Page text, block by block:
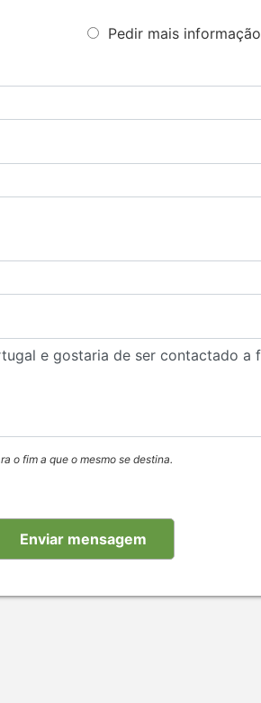
Pedir mais informação
o fim a que o mesmo se destina.